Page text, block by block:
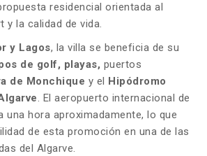
residencial orientada al
y la calidad de vida.
y Lagos, la villa se beneficia de su
de golf, playas, puertos
de Monchique y el
Hipódromo
. El aeropuerto internacional de
una hora aproximadamente, lo que
de esta promoción en una de las
del Algarve.